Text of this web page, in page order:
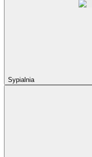
Sypialnia